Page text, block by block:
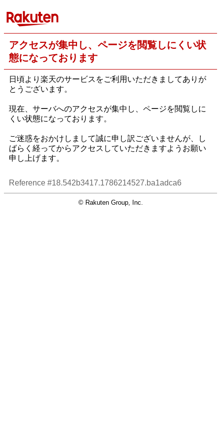
アクセスが集中し、ページを閲覧しにくい状
態になっております
日頃より楽天のサービスをご利用いただきましてありが
とうございます。
現在、サーバへのアクセスが集中し、ページを閲覧しに
くい状態になっております。
ご迷惑をおかけしまして誠に申し訳ございませんが、し
ばらく経ってからアクセスしていただきますようお願い
申し上げます。
Reference #18.542b3417.1786214527.ba1adca6
© Rakuten Group, Inc.